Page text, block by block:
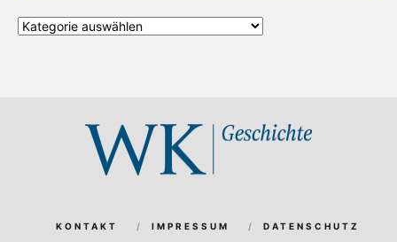
Alle
KONTAKT IMPRESSUM DATENSCHUTZ